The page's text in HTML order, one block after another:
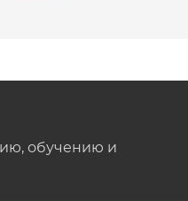
обучению и